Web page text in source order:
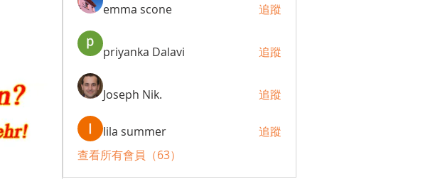
emma scone 追蹤
priyanka Dalavi 追蹤
Joseph Nik. 追蹤
lila summer
追蹤
查看所有會員（63）